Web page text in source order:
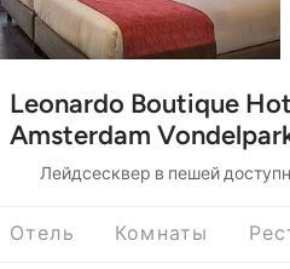
Leonardo Boutique
Amsterdam
Лейдсесквер в пешей
Отель Комнаты